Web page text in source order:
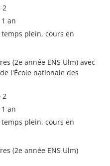
2
an
plein, cours en
(2e année ENS Ulm) avec
l'École nationale des
2
an
plein, cours en
(2e année ENS Ulm)